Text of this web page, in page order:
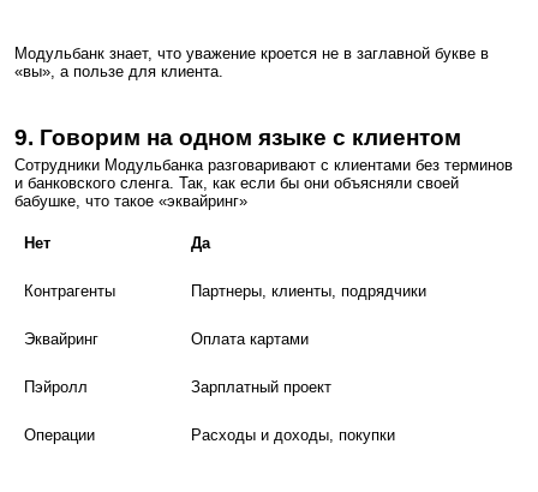
Модульбанк знает, что уважение кроется не в заглавной букве в
«вы», а пользе для клиента.
9. Говорим на одном языке с клиентом
Сотрудники Модульбанка разговаривают с клиентами без терминов
и банковского сленга. Так, как если бы они объясняли своей
бабушке, что такое «эквайринг»
Нет Да
Контрагенты Партнеры, клиенты, подрядчики
Эквайринг Оплата картами
Пэйролл Зарплатный проект
Операции Расходы и доходы, покупки